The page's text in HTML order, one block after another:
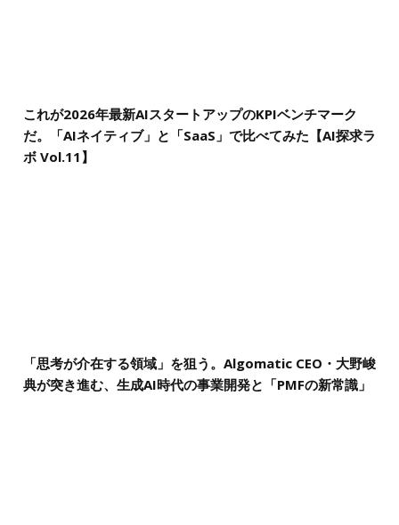
これが2026年最新AIスタートアップのKPIベンチマーク
だ。「AIネイティブ」と「SaaS」で比べてみた【AI探求ラ
ボ Vol.11】
「思考が介在する領域」を狙う。Algomatic CEO・大野峻
典が突き進む、生成AI時代の事業開発と「PMFの新常識」